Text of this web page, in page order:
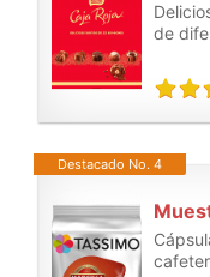
de
Destacado No. 4